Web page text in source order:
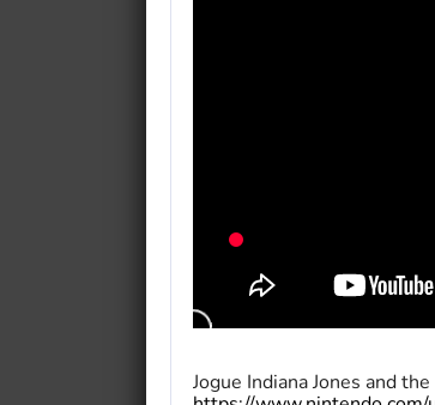
Jogue Indiana Jones and